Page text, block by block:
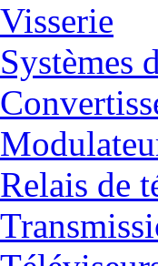
Visserie
Systèmes
Relais de